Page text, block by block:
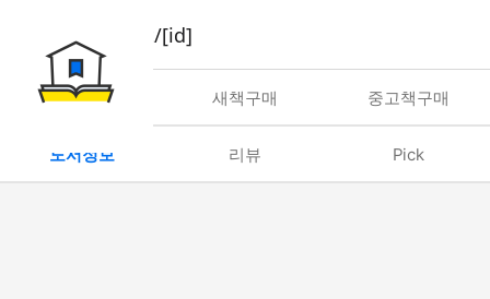
book/rent/[id]
대여 새책구매 중고책구매
도서정보 리뷰 Pick